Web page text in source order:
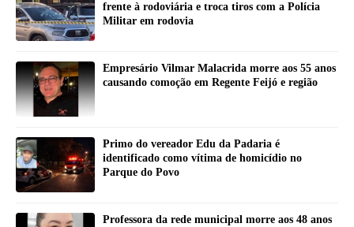
frente à rodoviária e troca tiros com a Polícia
Militar em rodovia
Empresário Vilmar Malacrida morre aos 55 anos
causando comoção em Regente Feijó e região
Primo do vereador Edu da Padaria é
identificado como vítima de homicídio no
Parque do Povo
Professora da rede municipal morre aos 48 anos